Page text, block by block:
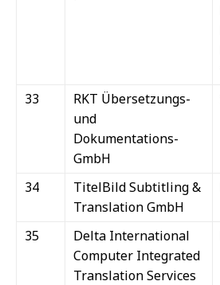
33
RKT Übersetzungs-
und
Dokumentations-
GmbH
34
TitelBild Subtitling &
Translation GmbH
35
Delta International
Computer Integrated
Translation Services